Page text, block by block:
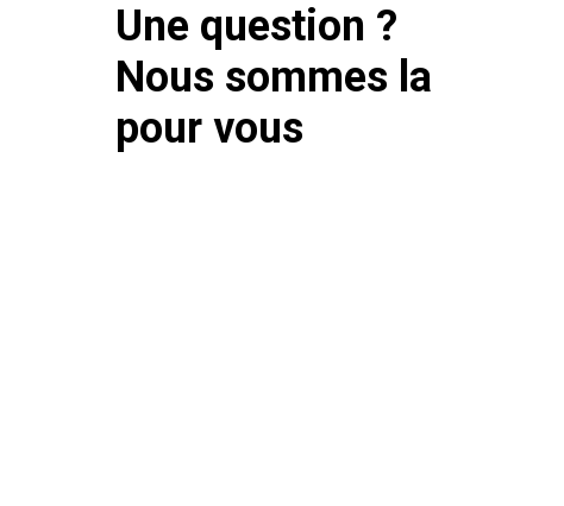
Une question ?
Nous sommes la
pour vous